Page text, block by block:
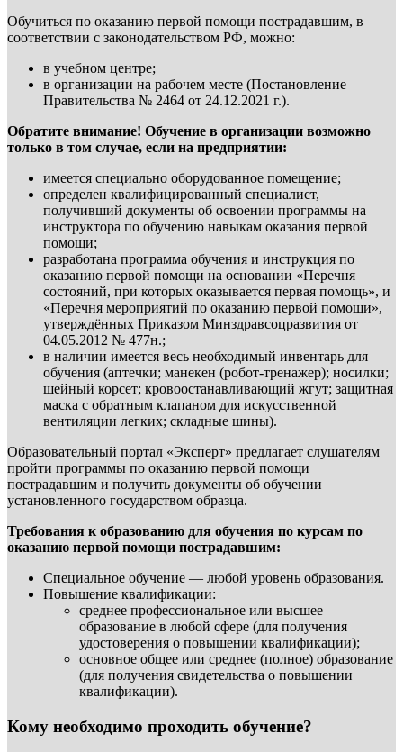
Обучиться по оказанию первой помощи пострадавшим, в
соответствии с законодательством РФ, можно:
в учебном центре;
в организации на рабочем месте (Постановление
Правительства № 2464 от 24.12.2021 г.).
Обратите внимание! Обучение в организации возможно
только в том случае, если на предприятии:
имеется специально оборудованное помещение;
определен квалифицированный специалист,
получивший документы об освоении программы на
инструктора по обучению навыкам оказания первой
помощи;
разработана программа обучения и инструкция по
оказанию первой помощи на основании «Перечня
состояний, при которых оказывается первая помощь», и
«Перечня мероприятий по оказанию первой помощи»,
утверждённых Приказом Минздравсоцразвития от
04.05.2012 № 477н.;
в наличии имеется весь необходимый инвентарь для
обучения (аптечки; манекен (робот-тренажер); носилки;
шейный корсет; кровоостанавливающий жгут; защитная
маска с обратным клапаном для искусственной
вентиляции легких; складные шины).
Образовательный портал «Эксперт» предлагает слушателям
пройти программы по оказанию первой помощи
пострадавшим и получить документы об обучении
установленного государством образца.
Требования к образованию для обучения по курсам по
оказанию первой помощи пострадавшим:
Специальное обучение — любой уровень образования.
Повышение квалификации:
среднее профессиональное или высшее
образование в любой сфере (для получения
удостоверения о повышении квалификации);
основное общее или среднее (полное) образование
(для получения свидетельства о повышении
квалификации).
Кому необходимо проходить обучение?